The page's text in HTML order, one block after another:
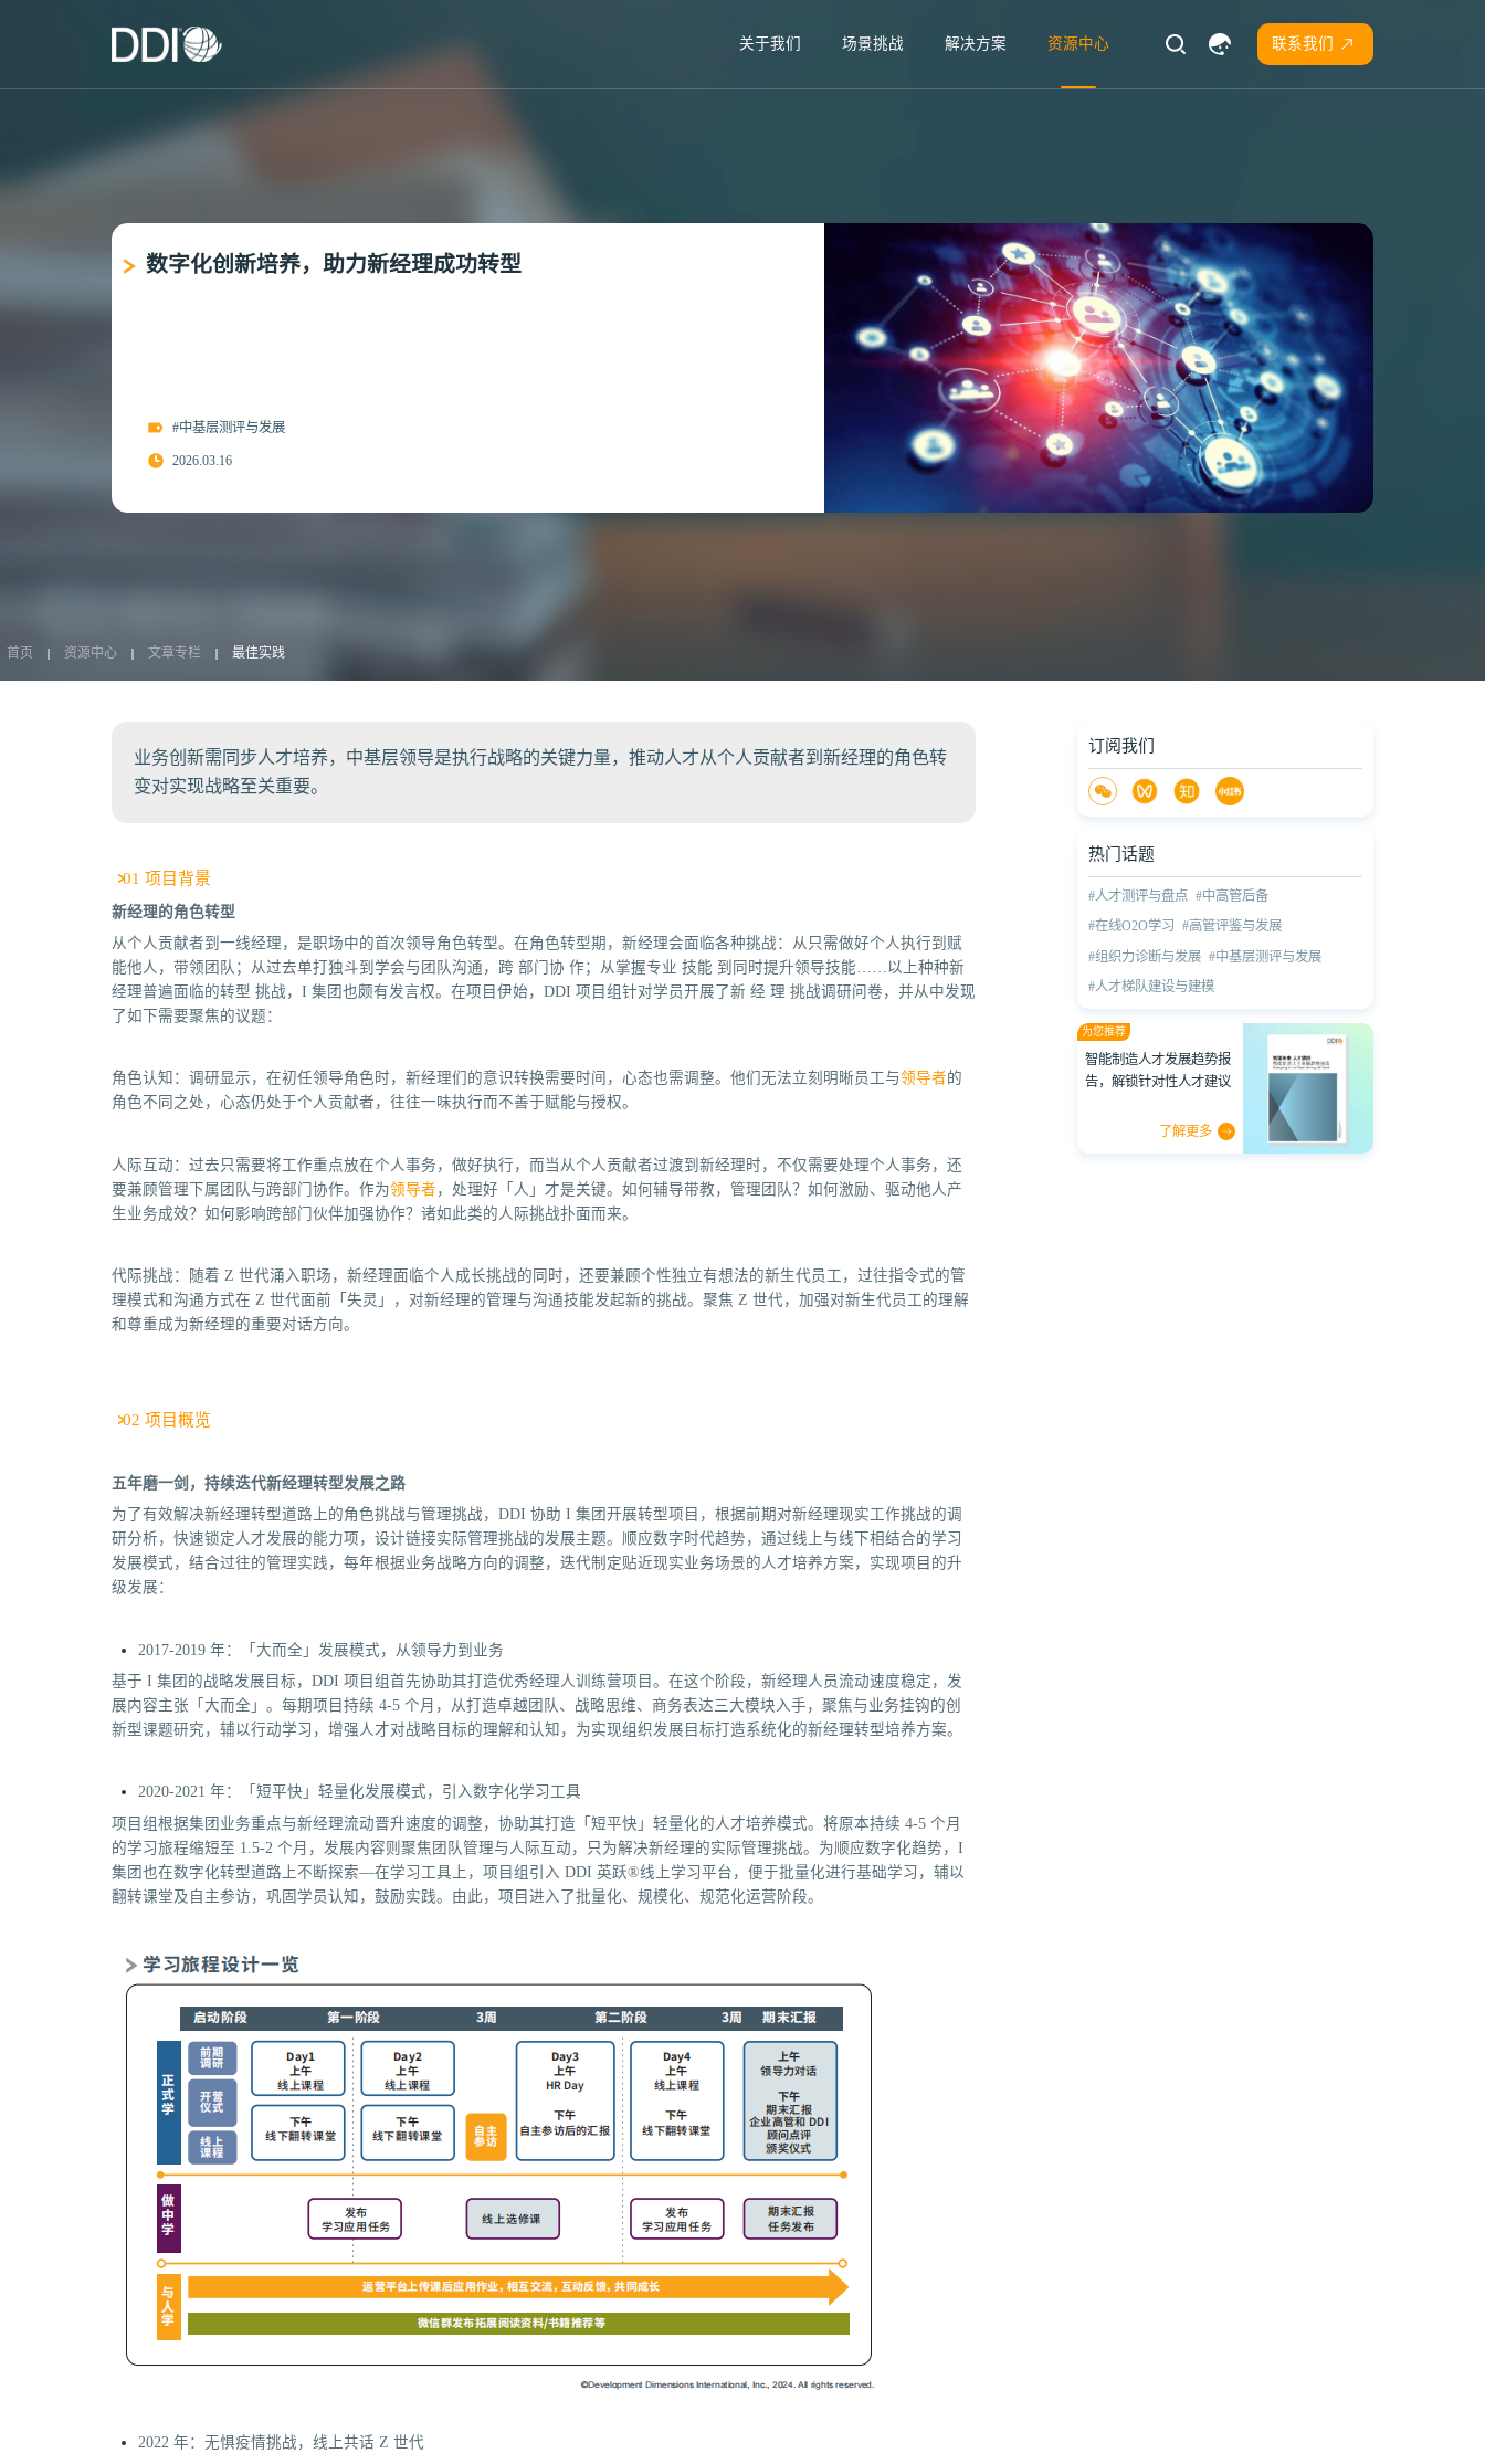
关于我们 场景挑战 解决方案 资源中心 联系我们
数字化创新培养，助力新经理成功转型
#中基层测评与发展
2026.03.16
首页 资源中心 文章专栏 最佳实践
业务创新需同步人才培养，中基层领导是执行战略的关键力量，推动人才从个人贡献者到新经理的角色转
变对实现战略至关重要。
01 项目背景
新经理的角色转型
从个人贡献者到一线经理，是职场中的首次领导角色转型。在角色转型期，新经理会面临各种挑战：从只需做好个人执行到赋
能他人，带领团队；从过去单打独斗到学会与团队沟通，跨 部门协 作；从掌握专业 技能 到同时提升领导技能……以上种种新
经理普遍面临的转型 挑战，I 集团也颇有发言权。在项目伊始，DDI 项目组针对学员开展了新 经 理 挑战调研问卷，并从中发现
了如下需要聚焦的议题：
角色认知：调研显示，在初任领导角色时，新经理们的意识转换需要时间，心态也需调整。他们无法立刻明晰员工与领导者的
角色不同之处，心态仍处于个人贡献者，往往一味执行而不善于赋能与授权。
人际互动：过去只需要将工作重点放在个人事务，做好执行，而当从个人贡献者过渡到新经理时，不仅需要处理个人事务，还
要兼顾管理下属团队与跨部门协作。作为领导者 ，处理好「人」才是关键。如何辅导带教，管理团队？如何激励、驱动他人产
生业务成效？如何影响跨部门伙伴加强协作？诸如此类的人际挑战扑面而来。
代际挑战：随着 Z 世代涌入职场，新经理面临个人成长挑战的同时，还要兼顾个性独立有想法的新生代员工，过往指令式的管
理模式和沟通方式在 Z 世代面前「失灵」，对新经理的管理与沟通技能发起新的挑战。聚焦 Z 世代，加强对新生代员工的理解
和尊重成为新经理的重要对话方向。
02 项目概览
五年磨一剑，持续迭代新经理转型发展之路
为了有效解决新经理转型道路上的角色挑战与管理挑战，DDI 协助 I 集团开展转型项目，根据前期对新经理现实工作挑战的调
研分析，快速锁定人才发展的能力项，设计链接实际管理挑战的发展主题。顺应数字时代趋势，通过线上与线下相结合的学习
发展模式，结合过往的管理实践，每年根据业务战略方向的调整，迭代制定贴近现实业务场景的人才培养方案，实现项目的升
级发展：
2017-2019 年：「大而全」发展模式，从领导力到业务
基于 I 集团的战略发展目标，DDI 项目组首先协助其打造优秀经理人训练营项目。在这个阶段，新经理人员流动速度稳定，发
展内容主张「大而全」。每期项目持续 4-5 个月，从打造卓越团队、战略思维、商务表达三大模块入手，聚焦与业务挂钩的创
新型课题研究，辅以行动学习，增强人才对战略目标的理解和认知，为实现组织发展目标打造系统化的新经理转型培养方案。
2020-2021 年：「短平快」轻量化发展模式，引入数字化学习工具
项目组根据集团业务重点与新经理流动晋升速度的调整，协助其打造「短平快」轻量化的人才培养模式。将原本持续 4-5 个月
的学习旅程缩短至 1.5-2 个月，发展内容则聚焦团队管理与人际互动，只为解决新经理的实际管理挑战。为顺应数字化趋势，I
集团也在数字化转型道路上不断探索—在学习工具上，项目组引入 DDI 英跃®线上学习平台，便于批量化进行基础学习，辅以
翻转课堂及自主参访，巩固学员认知，鼓励实践。由此，项目进入了批量化、规模化、规范化运营阶段。
2022 年：无惧疫情挑战，线上共话 Z 世代
订阅我们
热门话题
#人才测评与盘点 #中高管后备
#在线O2O学习 #高管评鉴与发展
#组织力诊断与发展 #中基层测评与发展
#人才梯队建设与建模
为您推荐
智能制造人才发展趋势报
告，解锁针对性人才建议
了解更多